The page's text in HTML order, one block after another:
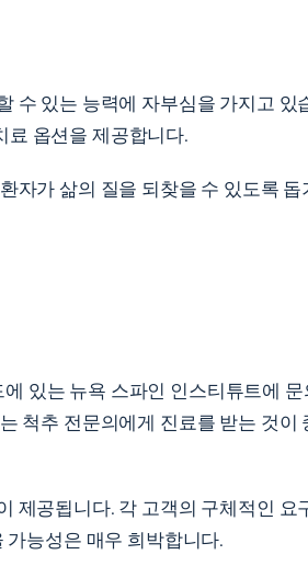
수 있는 능력에 자부심을 가지고 있
료 옵션을 제공합니다.
자가 삶의 질을 되찾을 수 있도록
있는 뉴욕 스파인 인스티튜트에
척추 전문의에게 진료를 받는 것이
제공됩니다. 각 고객의 구체적인 요
능성은 매우 희박합니다.